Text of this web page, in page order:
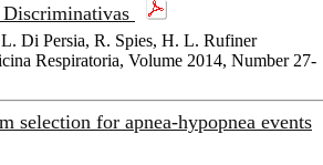
Discriminativas
Di Persia, R. Spies, H. L. Rufiner
Respiratoria, Volume 2014, Number 27-
selection for apnea-hypopnea events